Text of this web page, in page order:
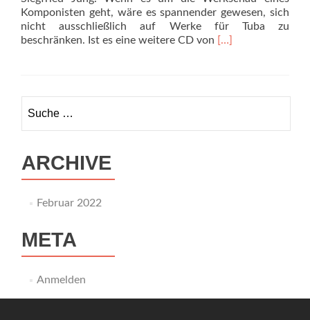
Komponisten geht, wäre es spannender gewesen, sich
nicht ausschließlich auf Werke für Tuba zu
beschränken. Ist es eine weitere CD von Read
Werke
[…]
nach:
ARCHIVE
Februar 2022
META
Anmelden